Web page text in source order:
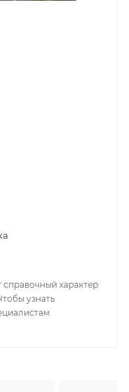
характер
узнать